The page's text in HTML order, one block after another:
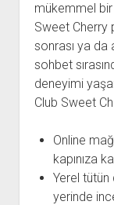
mükemmel bir
Sweet Cherry
sonrası ya da
sohbet
deneyimi
Club Sweet
Online
kapınıza
Yerel tütün
yerinde